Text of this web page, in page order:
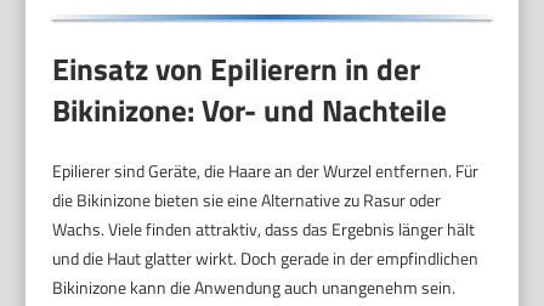
Einsatz von Epilierern in der
Bikinizone: Vor- und Nachteile
Epilierer sind Geräte, die Haare an der Wurzel entfernen. Für
die Bikinizone bieten sie eine Alternative zu Rasur oder
Wachs. Viele finden attraktiv, dass das Ergebnis länger hält
und die Haut glatter wirkt. Doch gerade in der empfindlichen
Bikinizone kann die Anwendung auch unangenehm sein.